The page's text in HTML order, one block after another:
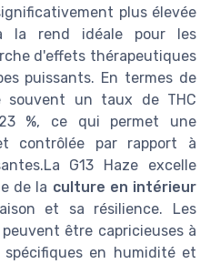
plus élevée
la rend idéale pour les
d'effets thérapeutiques
puissants. En termes de
souvent un taux de THC
%, ce qui permet une
contrôlée par rapport à
G13 Haze excelle
de la culture en intérieur
et sa résilience. Les
être capricieuses à
en humidité et